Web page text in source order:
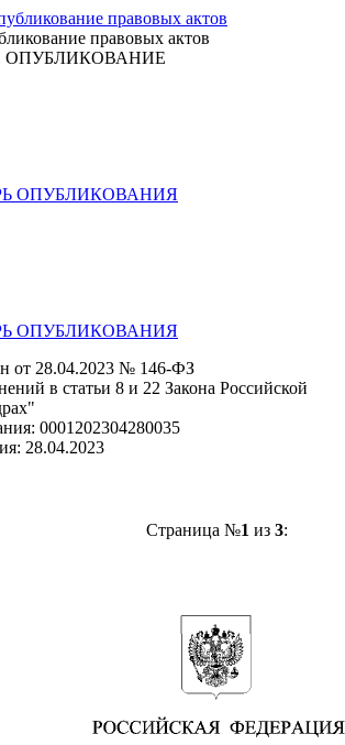
правовых актов
ОПУБЛИКОВАНИЯ
ОПУБЛИКОВАНИЯ
от 28.04.2023 № 146-ФЗ
в статьи 8 и 22 Закона Российской
0001202304280035
28.04.2023
Страница №1 из 3: